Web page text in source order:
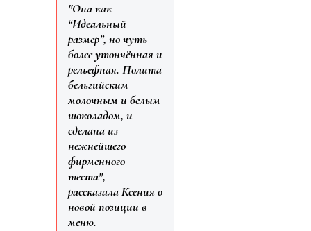
"Она как
“Идеальный
размер”, но чуть
более утончённая и
рельефная. Полита
бельгийским
молочным и белым
шоколадом, и
сделана из
нежнейшего
фирменного
теста", –
рассказала Ксения о
новой позиции в
меню.